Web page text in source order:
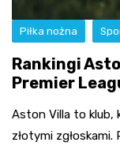
Piłka nożna
Rankingi
Premier
Aston Villa to klub,
złotymi zgłoskami.